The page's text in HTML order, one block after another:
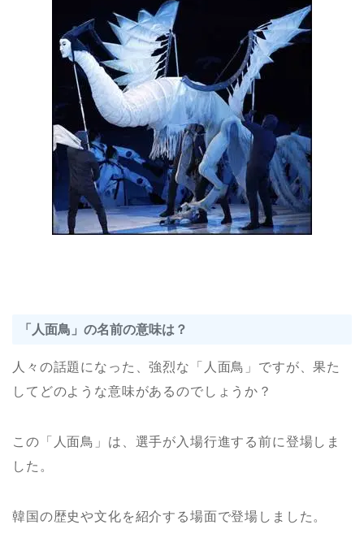
「人面鳥」の名前の意味は？
人々の話題になった、強烈な「人面鳥」ですが、果た
してどのような意味があるのでしょうか？
この「人面鳥」は、選手が入場行進する前に登場しま
した。
韓国の歴史や文化を紹介する場面で登場しました。